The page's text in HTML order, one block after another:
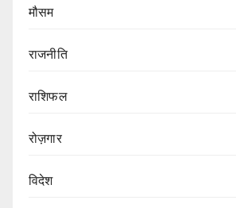
मौसम
राजनीति
राशिफल
रोज़गार
विदेश